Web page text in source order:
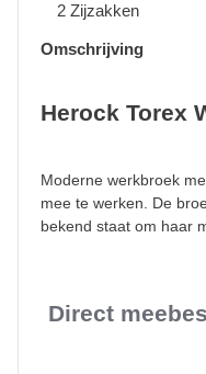
2 Zijzakken
Omschrijving
Herock Torex
Moderne werkbroek
mee te werken. De
bekend staat om haar
Slideshow
Direct